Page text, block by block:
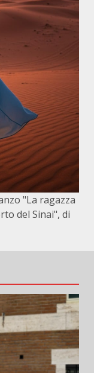
"La ragazza
del Sinai", di